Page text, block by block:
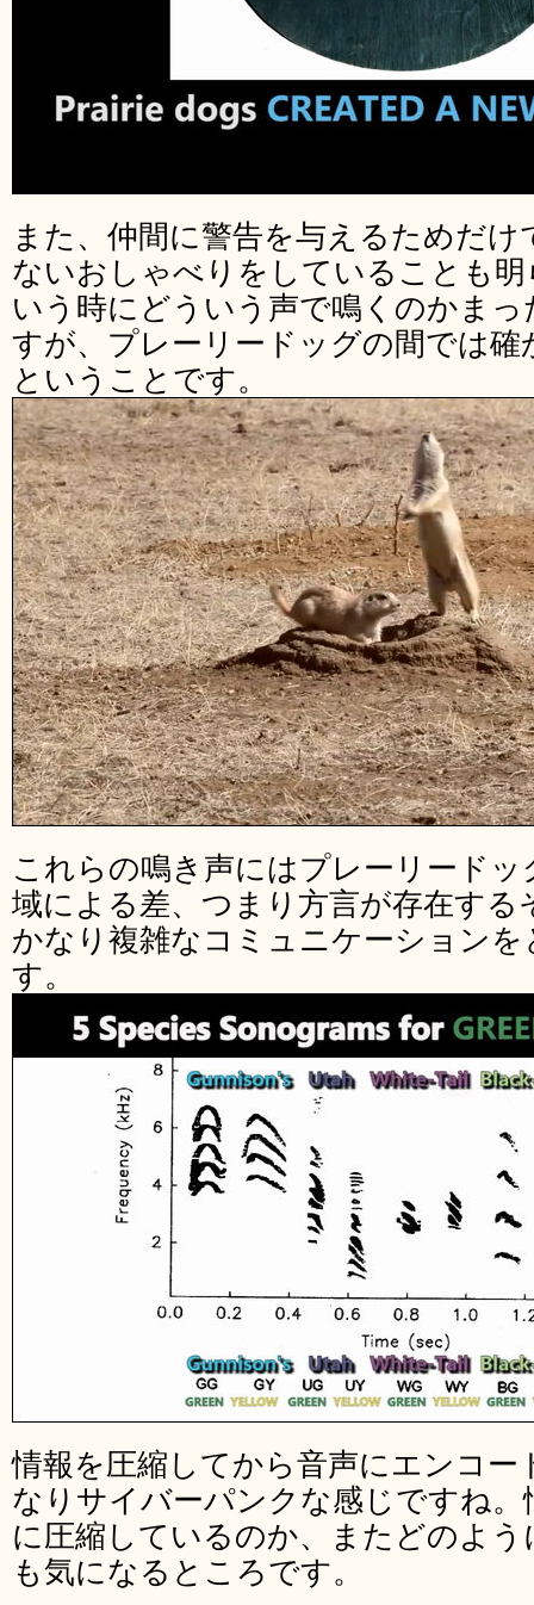
また、仲間に警告を与えるためだ
ないおしゃべりをしていることも
いう時にどういう声で鳴くのかま
すが、プレーリードッグの間では
ということです。
これらの鳴き声にはプレーリード
域による差、つまり方言が存在する
かなり複雑なコミュニケーション
す。
情報を圧縮してから音声にエンコ
なりサイバーパンクな感じですね
に圧縮しているのか、またどのよ
も気になるところです。